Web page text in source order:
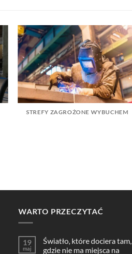
STREFY ZAGROŻONE WYBUCHEM
WARTO PRZECZYTAĆ
19
maj
Światło, które dociera tam,
gdzie nie ma miejsca na